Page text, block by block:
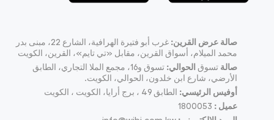
صالة عرض القرين:
غرب أبو فتيرة الهرافية، الشارع 22، مبنى بدر
محمد الميلام، أسواق القرين، مقابل «تي تايم»، القرين، الكويت
صالة تسوق الحوالي:
تسوق و16، مجمع الملا التجاري، الطابق
الأرضي، شارع ابن خلدون، الحوالي، الكويت.
أوفيس الرئيسي: الطابق 49 ، برج أرايا، الكويت ، الكويت
عميل : 1800053